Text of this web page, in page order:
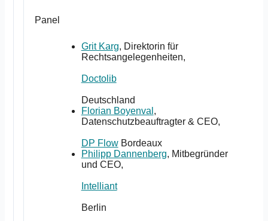
Panel
Grit Karg, Direktorin für
Rechtsangelegenheiten,
Doctolib
Deutschland
Florian Boyenval ,
Datenschutzbeauftragter & CEO,
DP FlowBordeaux
Philipp Dannenberg, Mitbegründer
und CEO,
Intelliant
Berlin